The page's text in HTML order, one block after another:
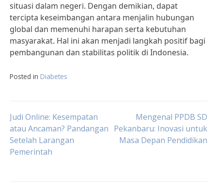
situasi dalam negeri. Dengan demikian, dapat
tercipta keseimbangan antara menjalin hubungan
global dan memenuhi harapan serta kebutuhan
masyarakat. Hal ini akan menjadi langkah positif bagi
pembangunan dan stabilitas politik di Indonesia.
Posted in Diabetes
Post
navigation
Judi Online: Kesempatan
atau Ancaman? Pandangan
Setelah Larangan
Pemerintah
Mengenal PPDB SD
Pekanbaru: Inovasi untuk
Masa Depan Pendidikan